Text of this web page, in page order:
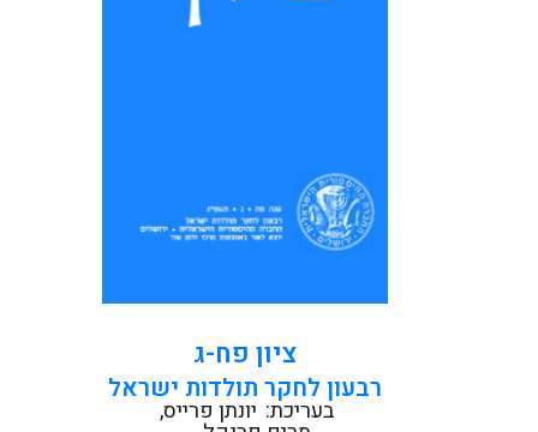
שגיב וקימי קפלן: ׳ילד...
ציון פח-ג
רבעון לחקר תולדות ישראל
בעריכת: יונתן פרייס